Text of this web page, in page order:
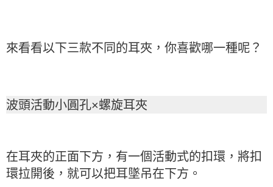
來看看以下三款不同的耳夾，你喜歡哪一種呢？
波頭活動小圓孔×螺旋耳夾
在耳夾的正面下方，有一個活動式的扣環，將扣
環拉開後，就可以把耳墜吊在下方。